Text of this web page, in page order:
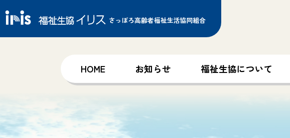
さっぽろ高齢者福祉生活協同組合
HOME お知らせ 福祉生協について